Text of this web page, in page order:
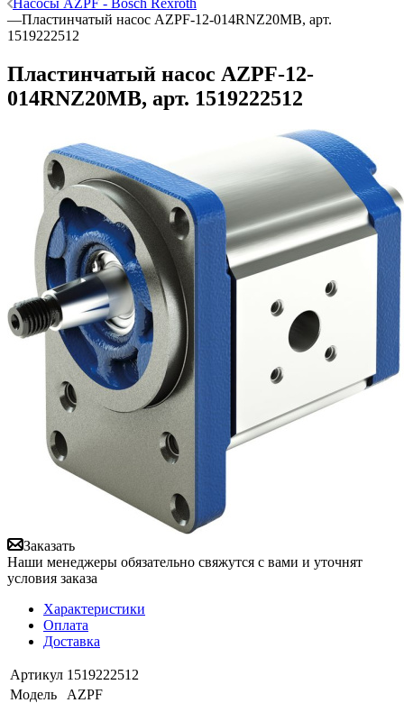
Насосы AZPF - Bosch Rexroth
—Пластинчатый насос AZPF-12-014RNZ20MB, арт.
1519222512
Пластинчатый насос AZPF-12-
014RNZ20MB, арт. 1519222512
Заказать
Наши менеджеры обязательно свяжутся с вами и уточнят
условия заказа
Характеристики
Оплата
Доставка
Артикул 1519222512
Модель
AZPF